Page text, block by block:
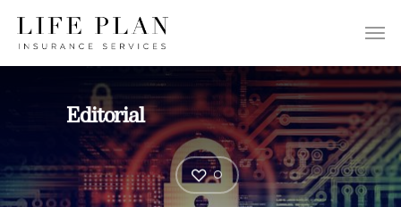
ΕΠΙΛΕΞΤΕ:
Editorial
0